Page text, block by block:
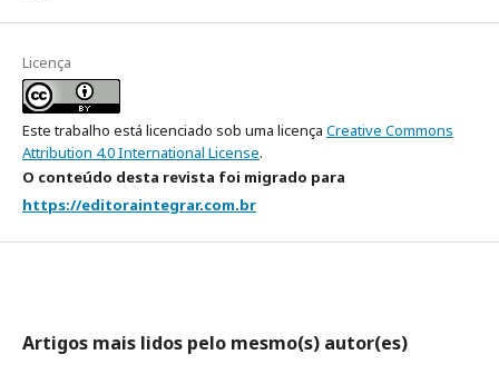
Licença
Este trabalho está licenciado sob uma licença Creative Commons
Attribution 4.0 International License.
O conteúdo desta revista foi migrado para
https://editoraintegrar.com.br
Artigos mais lidos pelo mesmo(s) autor(es)